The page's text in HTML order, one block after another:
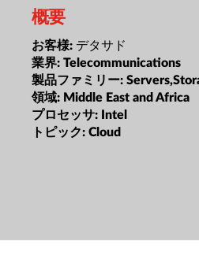
概要
お客様: デタサド
業界: Telecommunications
製品ファミリー:
領域: Middle East and Africa
プロセッサ: Intel
トピック: Cloud